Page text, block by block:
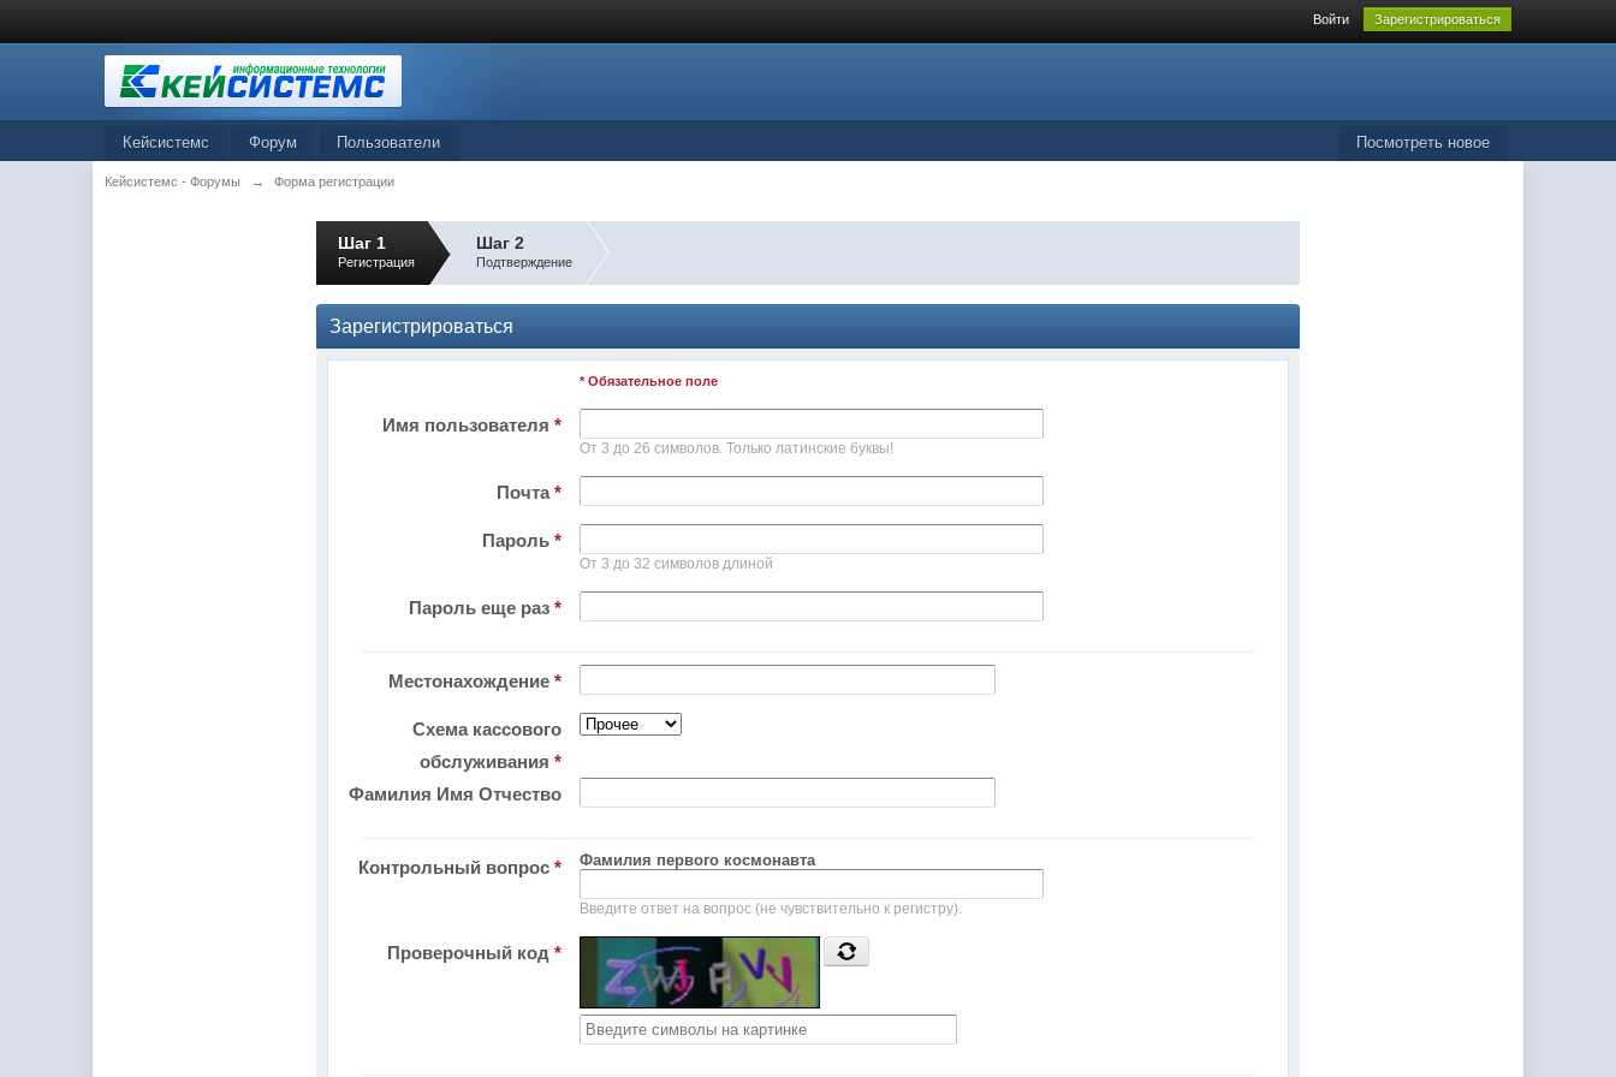
Войти Зарегистрироваться
Посмотреть новое
Кейсистемс Форум Пользователи
Кейсистемс - Форумы → Форма регистрации
Шаг 1
Регистрация
Шаг 2
Подтверждение
Зарегистрироваться
* Обязательное поле
Имя пользователя *
От 3 до 26 символов. Только латинские буквы!
Почта*
Пароль *
От 3 до 32 символов длиной
Пароль еще раз *
Местонахождение *
Схема кассового
обслуживания *
Фамилия Имя Отчество
Контрольный вопрос * Фамилия первого космонавта
Введите ответ на вопрос (не чувствительно к регистру).
Проверочный код *